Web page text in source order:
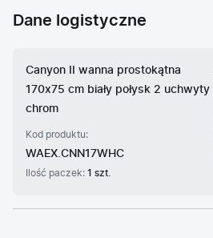
Dane logistyczne
Canyon II wanna prostokątna
170x75 cm biały połysk 2 uchwyty
chrom
Kod produktu:
WAEX.CNN17WHC
Ilość paczek: 1 szt.